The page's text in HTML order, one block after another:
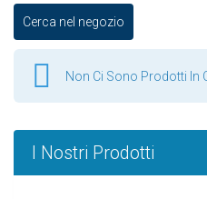
Non Ci Sono Prodotti In
I Nostri Prodotti